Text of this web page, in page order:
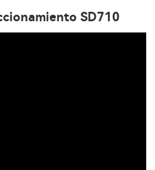
SD710